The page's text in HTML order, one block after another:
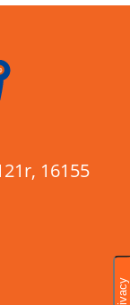
16155